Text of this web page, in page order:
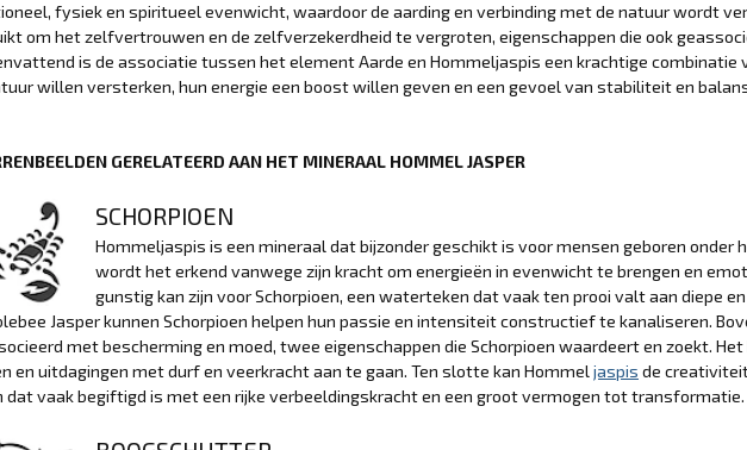
fysiek en spiritueel evenwicht, waardoor de aarding en verbinding met de natuur wordt
om het zelfvertrouwen en de zelfverzekerdheid te vergroten, eigenschappen die ook
is de associatie tussen het element Aarde en Hommeljaspis een krachtige combinatie
willen versterken, hun energie een boost willen geven en een gevoel van stabiliteit en
GERELATEERD AAN HET MINERAAL HOMMEL JASPER
SCHORPIOEN
Hommeljaspis is een mineraal dat bijzonder geschikt is voor mensen geboren onder
wordt het erkend vanwege zijn kracht om energieën in evenwicht te brengen en
gunstig kan zijn voor Schorpioen, een waterteken dat vaak ten prooi valt aan diepe
Jasper kunnen Schorpioen helpen hun passie en intensiteit constructief te kanaliseren.
met bescherming en moed, twee eigenschappen die Schorpioen waardeert en zoekt.
en uitdagingen met durf en veerkracht aan te gaan. Ten slotte kan Hommeljaspis de
dat vaak begiftigd is met een rijke verbeeldingskracht en een groot vermogen tot transformatie.